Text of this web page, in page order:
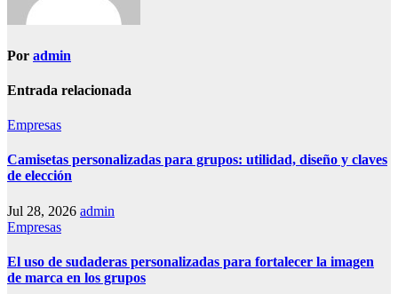
Por admin
Entrada relacionada
Empresas
Camisetas personalizadas para grupos: utilidad, diseño y claves
de elección
Jul 28, 2026 admin
Empresas
El uso de sudaderas personalizadas para fortalecer la imagen
de marca en los grupos